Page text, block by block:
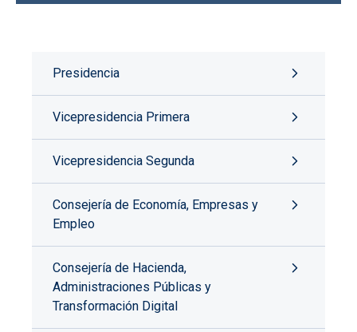
Presidencia
Vicepresidencia Primera
Vicepresidencia Segunda
Consejería de Economía, Empresas y
Empleo
Consejería de Hacienda,
Administraciones Públicas y
Transformación Digital